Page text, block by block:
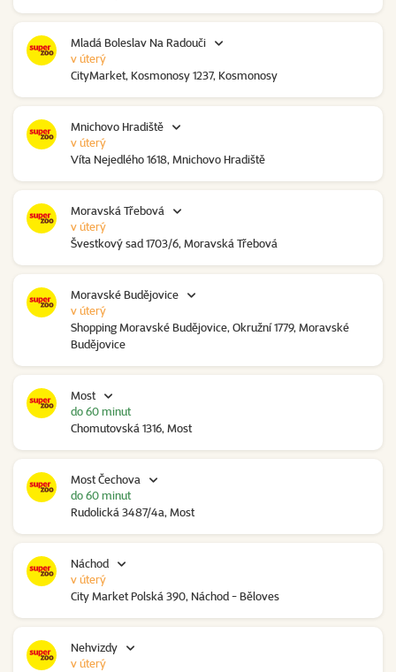
Mladá Boleslav Na Radouči
CityMarket, Kosmonosy 1237, Kosmonosy
v úterý
Mnichovo Hradiště
Víta Nejedlého 1618, Mnichovo Hradiště
v úterý
Moravská Třebová
Švestkový sad 1703/6, Moravská Třebová
v úterý
Moravské Budějovice
Shopping Moravské Budějovice, Okružní 1779, Moravské
Budějovice
v úterý
Most
Chomutovská 1316, Most
do 60 minut
Most Čechova
Rudolická 3487/4a, Most
do 60 minut
Náchod
City Market Polská 390, Náchod - Běloves
v úterý
Nehvizdy
v úterý